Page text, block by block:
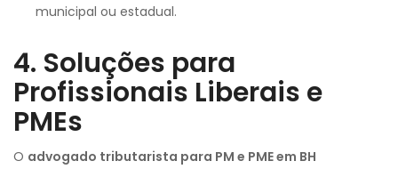
municipal ou estadual.
4. Soluções para
Profissionais Liberais e
PMEs
O advogado tributarista para PM e PME em BH